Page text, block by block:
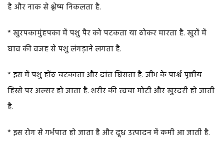
है और नाक से श्लेष्म निकलता है.
* खुरपकामुंहपका में पशु पैर को पटकता या ठोकर मारता है. खुरों में
घाव की वजह से पशु लंगड़ाने लगता है.
* इस में पशु होंठ चटकाता और दांत घिसता है. जीभ के पार्श्व पृष्ठीय
हिस्से पर अल्सर हो जाता है. शरीर की त्वचा मोटी और खुरदरी हो जाती
है.
* इस रोग से गर्भपात हो जाता है और दूध उत्पादन में कमी आ जाती है.